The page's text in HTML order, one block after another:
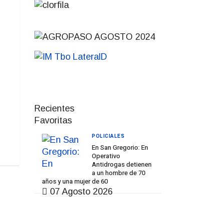
Recientes
Favoritas
En San Gregorio: En
Operativo
Antidrogas detienen
a un hombre de 70
años y una mujer de 60
07 Agosto 2026
POLICIALES